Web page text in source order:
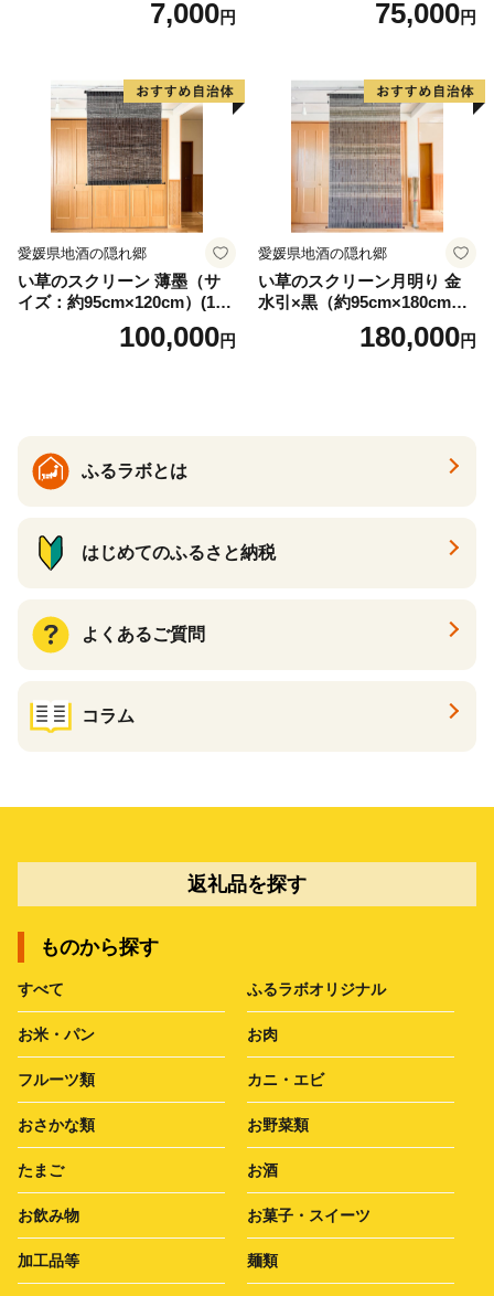
国 武将 小牧山城 墨絵 龍画師
グッズ 愛知県 小牧市 お取り
寄せ 送料無料
7,000円 75,000円
愛媛県地酒の隠れ郷
い草のスクリーン 薄墨（サ
イズ：約95cm×120cm）(14
100,000円
愛媛県地酒の隠れ郷
い草のスクリーン月明り 金
水引×黒（約95cm×180cm）
180,000円
ふるラボとは
はじめてのふるさと納税
よくあるご質問
コラム
返礼品を探す
ものから探す
すべて ふるラボオリジナル
お米・パン お肉
フルーツ類 カニ・エビ
おさかな類 お野菜類
たまご お酒
お飲み物 お菓子・スイーツ
加工品等 麺類